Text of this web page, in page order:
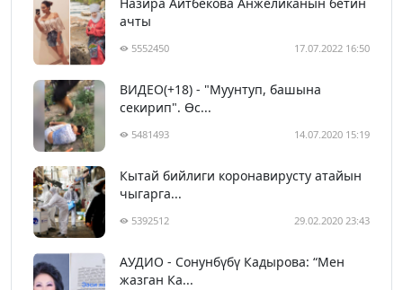
ачты
5552450 17.07.2022 16:50
ВИДЕО(+18) - "Муунтуп, башына
секирип". Өс...
5481493 14.07.2020 15:19
Кытай бийлиги коронавирусту атайын
чыгарга...
5392512 29.02.2020 23:43
АУДИО - Сонунбүбү Кадырова: “Мен
жазган Ка...